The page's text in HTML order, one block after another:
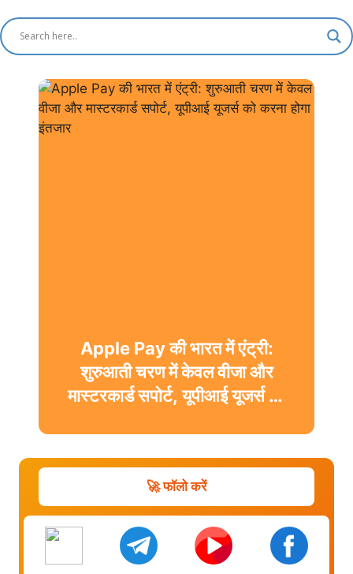
Apple Pay की भारत में एंट्री:
शुरुआती चरण में केवल वीजा और
मास्टरकार्ड सपोर्ट, यूपीआई यूजर्स को
🚀 फॉलो करें